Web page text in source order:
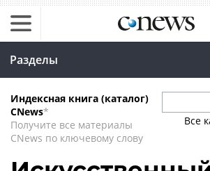
Разделы
Индексная книга (каталог)
CNews*
Получите все материалы
CNews по ключевому слову
Все